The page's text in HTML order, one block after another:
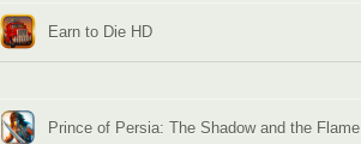
Earn to Die HD
Prince of Persia: The Shadow and the Flame